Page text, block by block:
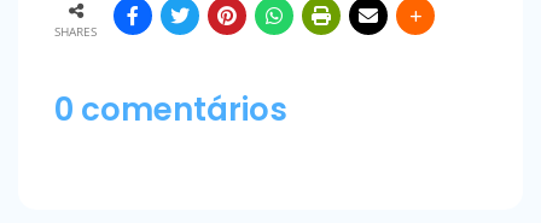
SHARES
0 comentários